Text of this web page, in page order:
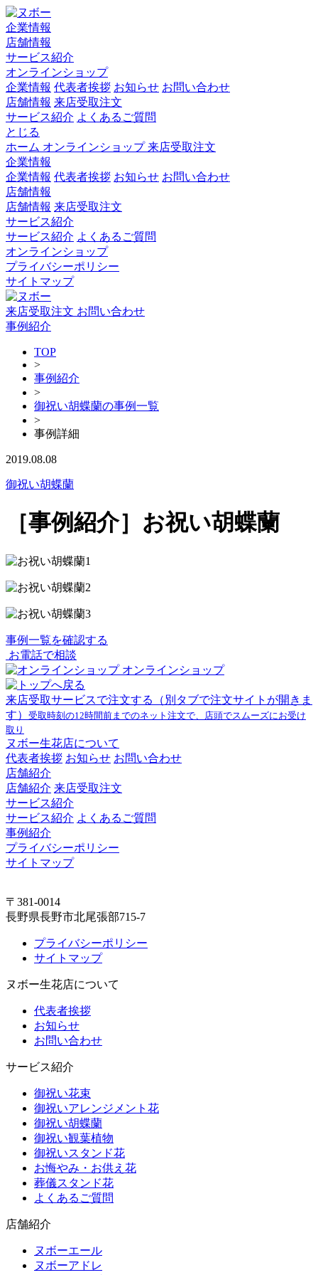
企業情報
店舗情報
サービス紹介
オンラインショップ
企業情報 代表者挨拶 お知らせ お問い合わせ
店舗情報 来店受取注文
サービス紹介 よくあるご質問
とじる
ホーム オンラインショップ来店受取注文
企業情報
企業情報 代表者挨拶 お知らせ お問い合わせ
店舗情報
店舗情報 来店受取注文
サービス紹介
サービス紹介 よくあるご質問
オンラインショップ
プライバシーポリシー
サイトマップ
来店受取注文 お問い合わせ
事例紹介
TOP
>
事例紹介
>
御祝い胡蝶蘭の事例一覧
>
事例詳細
2019.08.08
御祝い胡蝶蘭
［事例紹介］お祝い胡蝶蘭
事例一覧を確認する
お電話で相談
オンラインショップ
来店受取サービスで注文する
（別タブで注文サイトが開きま
す） 受取時刻の12時間前までのネット注文で、店頭でスムーズにお受け
取り
ヌボー生花店について
代表者挨拶 お知らせ お問い合わせ
店舗紹介
店舗紹介 来店受取注文
サービス紹介
サービス紹介 よくあるご質問
事例紹介
プライバシーポリシー
サイトマップ
〒381-0014
長野県長野市北尾張部715-7
プライバシーポリシー
サイトマップ
ヌボー生花店について
代表者挨拶
お知らせ
お問い合わせ
サービス紹介
御祝い花束
御祝いアレンジメント花
御祝い胡蝶蘭
御祝い観葉植物
御祝いスタンド花
お悔やみ・お供え花
葬儀スタンド花
よくあるご質問
店舗紹介
ヌボーエール
ヌボーアドレ